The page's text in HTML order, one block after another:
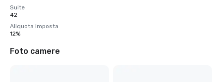
Suite
42
Aliquota imposta
12%
Foto camere